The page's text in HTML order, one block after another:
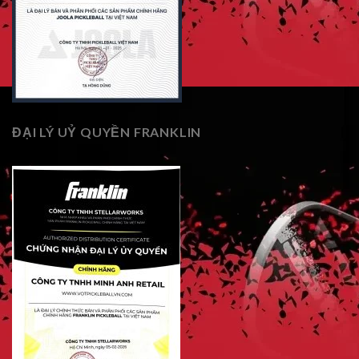
ĐẠI LÝ UỶ QUYỀN FRANKLIN